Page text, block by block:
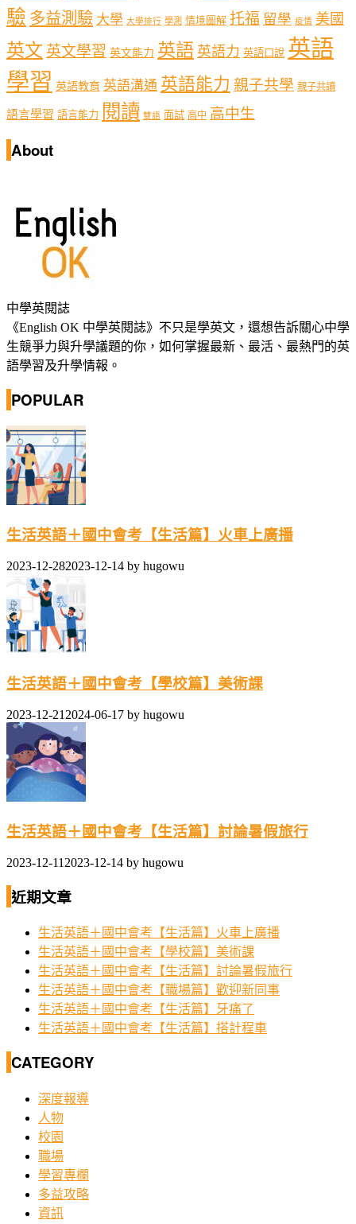
驗 多益測驗 大學 大學排行 學測 情境圖解 托福 留學 疫情 美國
英文 英文學習 英文能力 英語 英語力 英語口說 英語
學習 英語教育 英語溝通 英語能力 親子共學 親子共讀
語言學習 語言能力 閱讀 雙語 面試 高中 高中生
About
中學英閱誌
《English OK 中學英閱誌》不只是學英文，還想告訴關心中學
生競爭力與升學議題的你，如何掌握最新、最活、最熱門的英
語學習及升學情報。
POPULAR
生活英語＋國中會考【生活篇】火車上廣播
2023-12-282023-12-14 by hugowu
生活英語＋國中會考【學校篇】美術課
2023-12-21 2024-06-17 by hugowu
生活英語＋國中會考【生活篇】討論暑假旅行
2023-12-11 2023-12-14 by hugowu
近期文章
生活英語＋國中會考【生活篇】火車上廣播
生活英語＋國中會考【學校篇】美術課
生活英語＋國中會考【生活篇】討論暑假旅行
生活英語＋國中會考【職場篇】歡迎新同事
生活英語＋國中會考【生活篇】牙痛了
生活英語＋國中會考【生活篇】搭計程車
CATEGORY
深度報導
人物
校園
職場
學習專欄
多益攻略
資訊